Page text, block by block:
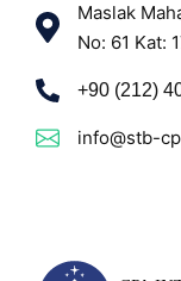
Maslak
No: 61 Kat:
+90 (212)
info@stb-